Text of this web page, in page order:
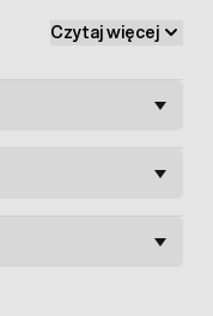
odżywi roślinę i
Czytaj więcej